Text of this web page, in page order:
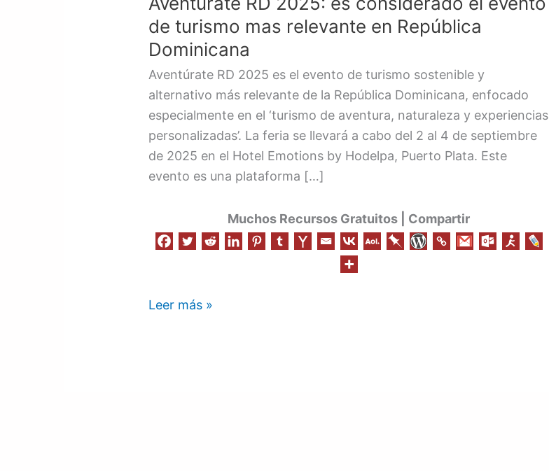
de turismo mas relevante en República
Dominicana
Aventúrate RD 2025 es el evento de turismo sostenible y
alternativo más relevante de la República Dominicana, enfocado
especialmente en el ‘turismo de aventura, naturaleza y experiencias
personalizadas’. La feria se llevará a cabo del 2 al 4 de septiembre
de 2025 en el Hotel Emotions by Hodelpa, Puerto Plata. Este
evento es una plataforma […]
Muchos Recursos Gratuitos | Compartir
es
considerado
evento
de
turismo
mas
relevante
en
Leer más »